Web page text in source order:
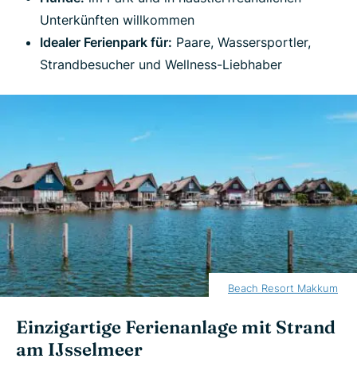
Unterkünften willkommen
Idealer Ferienpark für: Paare, Wassersportler,
Strandbesucher und Wellness-Liebhaber
Beach Resort Makkum
Einzigartige Ferienanlage mit Strand
am IJsselmeer